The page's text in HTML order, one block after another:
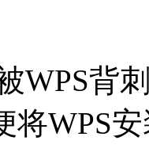
WPS背
将WPS